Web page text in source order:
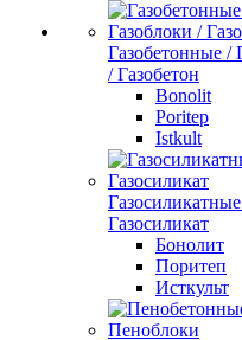
Газобетонные /
/ Газобетон
Bonolit
Poritep
Istkult
Газосиликат
Бонолит
Поритеп
Исткульт